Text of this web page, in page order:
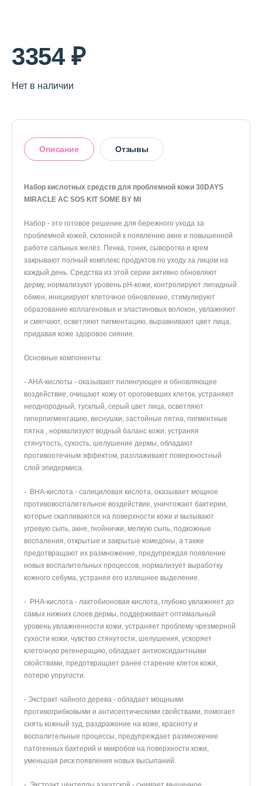
3354 ₽
Нет в наличии
Описание Отзывы
Набор кислотных средств для проблемной кожи 30DAYS
MIRACLE AC SOS KIT SOME BY MI
Набор - это готовое решение для бережного ухода за
проблемной кожей, склонной к появлению акне и повышенной
работе сальных желёз. Пенка, тоник, сыворотка и крем
закрывают полный комплекс продуктов по уходу за лицом на
каждый день. Средства из этой серии активно обновляют
дерму, нормализуют уровень pH-кожи, контролируют липидный
обмен, инициируют клеточное обновление, стимулируют
образование коллагеновых и эластиновых волокон, увлажняют
и смягчают, осветляют пигментацию, выравнивают цвет лица,
придавая коже здоровое сияние.
Основные компоненты:
- АНА-кислоты - оказывают пилингующее и обновляющее
воздействие, очищают кожу от ороговевших клеток, устраняют
неоднородный, тусклый, серый цвет лица, осветляют
гиперпигментацию, веснушки, застойные пятна, пигментные
пятна , нормализуют водный баланс кожи, устраняя
стянутость, сухость, шелушение дермы, обладают
противоотечным эффектом, разглаживают поверхностный
слой эпидермиса.
- ВНА-кислота - салициловая кислота, оказывает мощное
противовоспалительное воздействие, уничтожает бактерии,
которые скапливаются на поверхности кожи и вызывают
угревую сыпь, акне, гнойнички, мелкую сыпь, подкожные
воспаления, открытые и закрытые комедоны, а также
предотвращают их размножение, предупреждая появление
новых воспалительных процессов, нормализует выработку
кожного себума, устраняя его излишнее выделение.
- РНА-кислота - лактобионовая кислота, глубоко увлажняет до
самых нижних слоев дермы, поддерживает оптимальный
уровень увлажненности кожи, устраняет проблему чрезмерной
сухости кожи, чувство стянутости, шелушения, ускоряет
клеточную регенерацию, обладает антиоксидантными
свойствами, предотвращает ранее старение клеток кожи,
потерю упругости.
- Экстракт чайного дерева - обладает мощными
противогрибковыми и антисептическими свойствами, помогает
снять кожный зуд, раздражение на коже, красноту и
воспалительные процессы, предупреждает размножение
патогенных бактерий и микробов на поверхности кожи,
уменьшая риск появления новых высыпаний.